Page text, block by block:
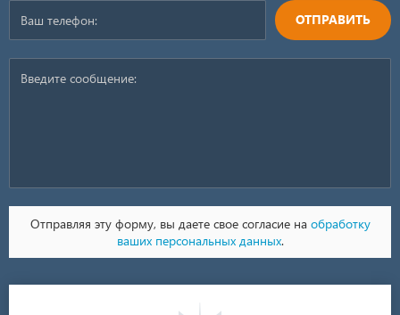
ОТПРАВИТЬ
Отправляя эту форму, вы даете свое согласие на обработку
ваших персональных данных.